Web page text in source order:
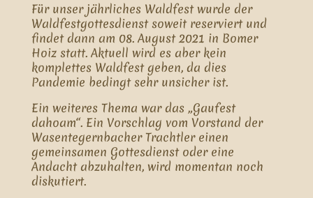
Für unser jährliches Waldfest wurde der
Waldfestgottesdienst soweit reserviert und
findet dann am 08. August 2021 in Bomer
Hoiz statt. Aktuell wird es aber kein
komplettes Waldfest geben, da dies
Pandemie bedingt sehr unsicher ist.
Ein weiteres Thema war das „Gaufest
dahoam“. Ein Vorschlag vom Vorstand der
Wasentegernbacher Trachtler einen
gemeinsamen Gottesdienst oder eine
Andacht abzuhalten, wird momentan noch
diskutiert.